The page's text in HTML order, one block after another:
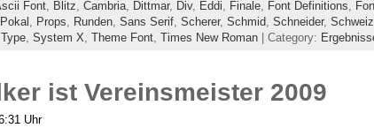
Font, Blitz, Cambria, Dittmar, Div, Eddi, Finale, Font Definitions,
Pokal , Props, Runden, Sans Serif, Scherer, Schmid, Schneider,
, System X, Theme Font, Times New Roman| Category:
ist Vereinsmeister 2009
Uhr